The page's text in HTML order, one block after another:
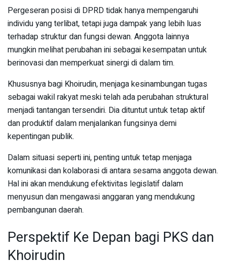
Pergeseran posisi di DPRD tidak hanya mempengaruhi
individu yang terlibat, tetapi juga dampak yang lebih luas
terhadap struktur dan fungsi dewan. Anggota lainnya
mungkin melihat perubahan ini sebagai kesempatan untuk
berinovasi dan memperkuat sinergi di dalam tim.
Khususnya bagi Khoirudin, menjaga kesinambungan tugas
sebagai wakil rakyat meski telah ada perubahan struktural
menjadi tantangan tersendiri. Dia dituntut untuk tetap aktif
dan produktif dalam menjalankan fungsinya demi
kepentingan publik.
Dalam situasi seperti ini, penting untuk tetap menjaga
komunikasi dan kolaborasi di antara sesama anggota dewan.
Hal ini akan mendukung efektivitas legislatif dalam
menyusun dan mengawasi anggaran yang mendukung
pembangunan daerah.
Perspektif Ke Depan bagi PKS dan
Khoirudin